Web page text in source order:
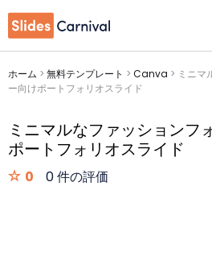
ホーム > 無料テンプレート > Canva > ミニマ
ー向けポートフォリオスライド
ミニマルなファッションフ
ポートフォリオスライド
0 0 件の評価